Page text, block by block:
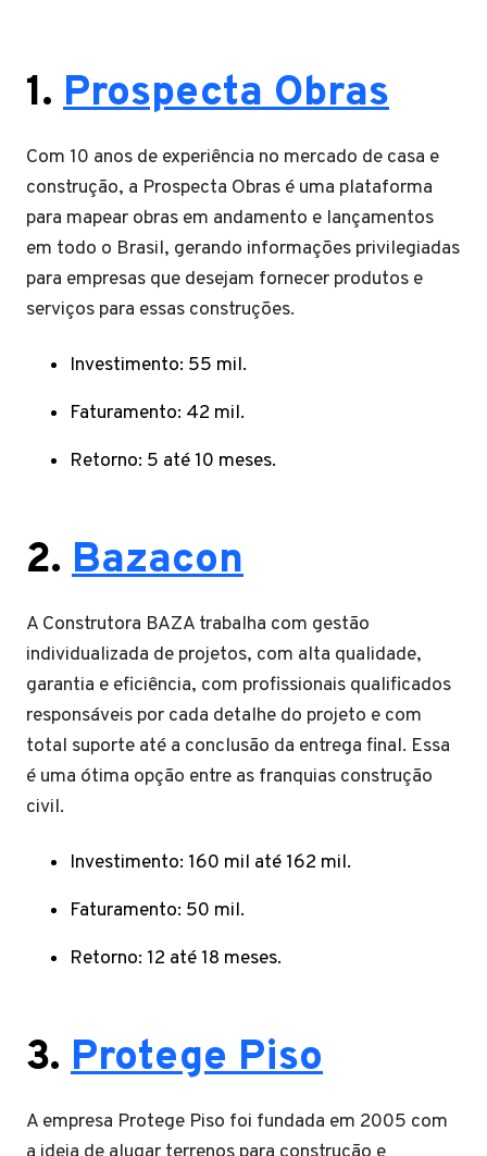
1. Prospecta Obras
Com 10 anos de experiência no mercado de casa e
construção, a Prospecta Obras é uma plataforma
para mapear obras em andamento e lançamentos
em todo o Brasil, gerando informações privilegiadas
para empresas que desejam fornecer produtos e
serviços para essas construções.
Investimento: 55 mil.
Faturamento: 42 mil.
Retorno: 5 até 10 meses.
2. Bazacon
A Construtora BAZA trabalha com gestão
individualizada de projetos, com alta qualidade,
garantia e eficiência, com profissionais qualificados
responsáveis ​​por cada detalhe do projeto e com
total suporte até a conclusão da entrega final. Essa
é uma ótima opção entre as franquias construção
civil.
Investimento: 160 mil até 162 mil.
Faturamento: 50 mil.
Retorno: 12 até 18 meses.
3. Protege Piso
A empresa Protege Piso foi fundada em 2005 com